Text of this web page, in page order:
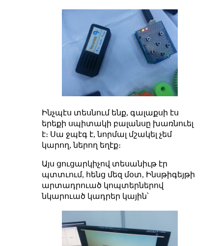
Ինչպէս տեսնում ենք, գալաքսի էս
երեքի սպիտակի բալանսը խառնուել
է։ Սա ջպէգ է, նորմալ մշակել չեմ
կարող, ներող եղէք։
Այս ցուցարկիչով տեսանիւթ էր
պտտւում, հենց մեզ մօտ, Ինսթիգեյթի
արտադրուած կոպտերներով
նկարուած կադրեր կային՝